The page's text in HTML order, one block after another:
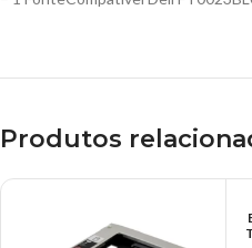
Produtos